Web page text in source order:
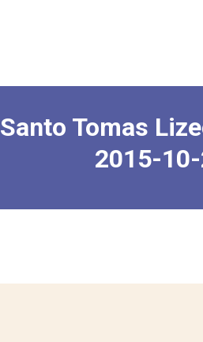
Santo Tomas
2015-